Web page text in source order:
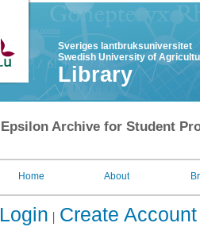
Sveriges lantbruksuniversitet
Swedish University of
Library
Epsilon Archive for Student
Home About
Login Create Account